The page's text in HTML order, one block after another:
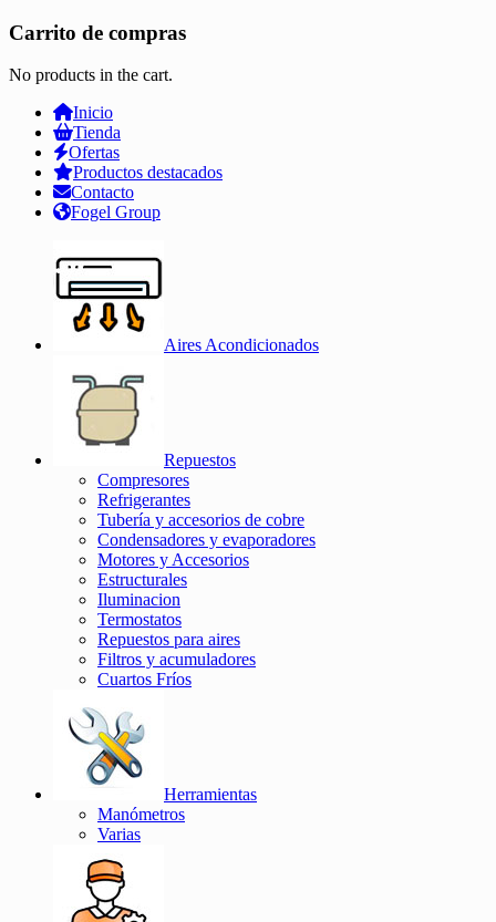
Carrito de compras
No products in the cart.
Inicio
Tienda
Ofertas
Productos destacados
Contacto
Fogel Group
Aires Acondicionados
Repuestos
Compresores
Refrigerantes
Tubería y accesorios de cobre
Condensadores y evaporadores
Motores y Accesorios
Estructurales
Iluminacion
Termostatos
Repuestos para aires
Filtros y acumuladores
Cuartos Fríos
Herramientas
Manómetros
Varias